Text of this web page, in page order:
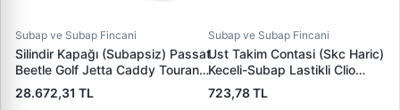
Subap ve Subap Fincani
Silindir Kapağı (Subapsiz) Passat
Beetle Golf Jetta Caddy Touran
Polo
Caya/Caye/Cayd/Cayc/Cayb/Clna
28.672,31 TL
Subap ve Subap Fincani
Ust Takim Contasi (Skc Haric)
Keceli-Subap Lastikli Clio
Kangoo Megane 1,5 K9K |
AVORTEX 4020S | OEM
723,78 TL